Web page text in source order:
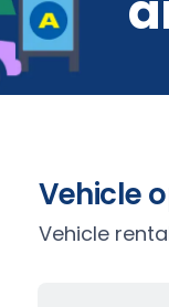
Vehicle
Vehicle